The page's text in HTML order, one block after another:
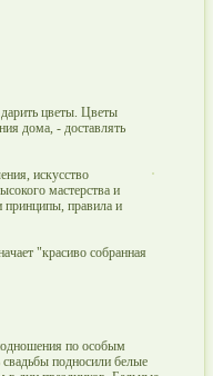
цветы. Цветы
дома, - доставлять
искусство
мастерства и
принципы, правила и
"красиво собранная
по особым
подносили белые